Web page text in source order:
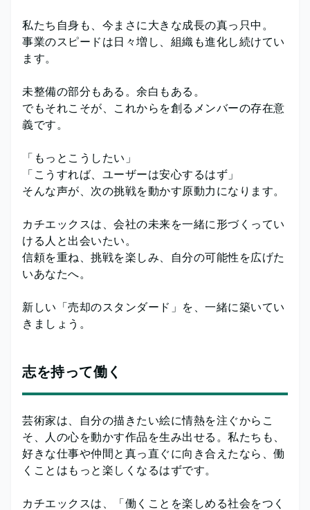
私たち自身も、今まさに大きな成長の真っ只中。
事業のスピードは日々増し、組織も進化し続けてい
ます。
未整備の部分もある。余白もある。
でもそれこそが、これからを創るメンバーの存在意
義です。
「もっとこうしたい」
「こうすれば、ユーザーは安心するはず」
そんな声が、次の挑戦を動かす原動力になります。
カチエックスは、会社の未来を一緒に形づくってい
ける人と出会いたい。
信頼を重ね、挑戦を楽しみ、自分の可能性を広げた
いあなたへ。
新しい「売却のスタンダード」を、一緒に築いてい
きましょう。
志を持って働く
芸術家は、自分の描きたい絵に情熱を注ぐからこ
そ、人の心を動かす作品を生み出せる。私たちも、
好きな仕事や仲間と真っ直ぐに向き合えたなら、働
くことはもっと楽しくなるはずです。
カチエックスは、「働くことを楽しめる社会をつく